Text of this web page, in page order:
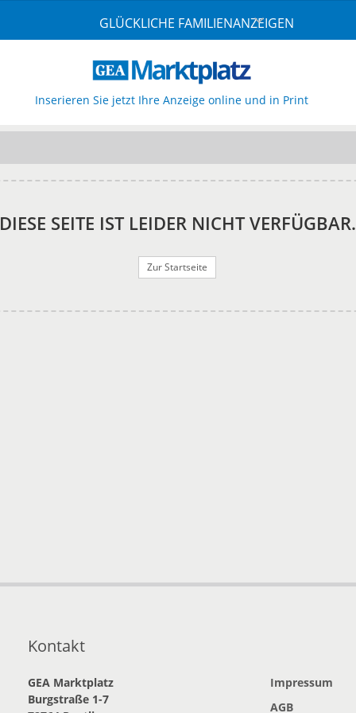
GLÜCKLICHE FAMILIENANZEIGEN
Inserieren Sie jetzt Ihre Anzeige online und in Print
DIESE SEITE IST LEIDER NICHT VERFÜGBAR.
Zur Startseite
Kontakt
GEA Marktplatz
Burgstraße 1-7
Impressum
AGB